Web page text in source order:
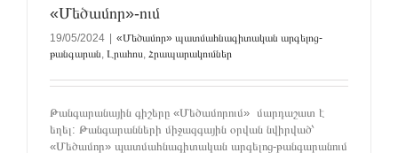
«Մեծամոր»-ում
19/05/2024
«Մեծամոր» պատմահնագիտական արգելոց-
թանգարան, Լրահոս, Հրապարակումներ
Թանգարանային գիշերը «Մեծամորում» մարդաշատ է
եղել: Թանգարանների միջազգային օրվան նվիրված՝
«Մեծամոր» պատմահնագիտական արգելոց-թանգարանում